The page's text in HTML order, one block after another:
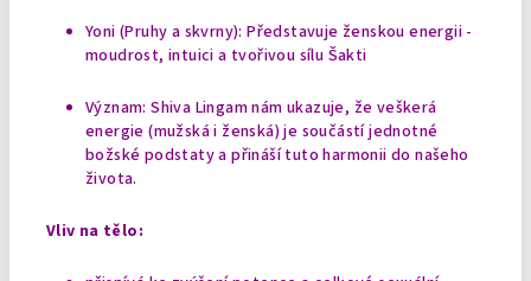
Yoni (Pruhy a skvrny): Představuje ženskou energii -
moudrost, intuici a tvořivou sílu Šakti
Význam: Shiva Lingam nám ukazuje, že veškerá
energie (mužská i ženská) je součástí jednotné
božské podstaty a přináší tuto harmonii do našeho
života.
Vliv na tělo: